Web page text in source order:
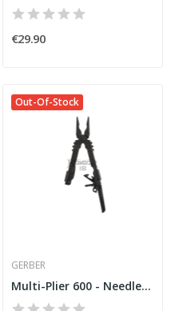
€29.90
Out-Of-Stock
GERBER
Multi-Plier 600 - Needlenose with Carbide...